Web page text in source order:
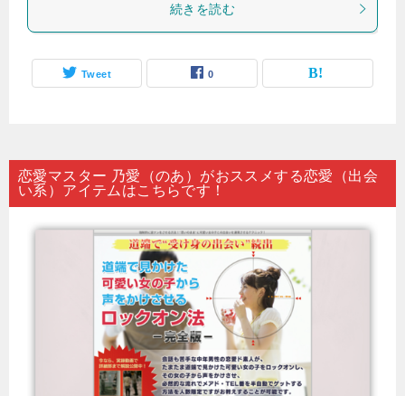
続きを読む
Tweet 0
恋愛マスター 乃愛（のあ）がおススメする恋愛（出会
い系）アイテムはこちらです！